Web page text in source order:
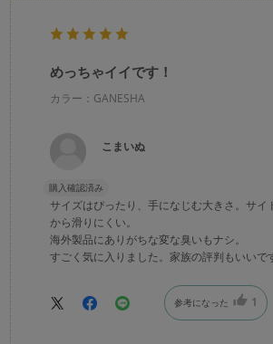
めっちゃイイです！
カラー：GANESHA
こまいぬ
購入確認済み
サイズはぴったり、手になじむ大きさ。サイ
から滑りにくい。
海外製品にありがちな変な臭いもナシ。
すごく気に入りました。家族の評判もいいで
参考になった 1